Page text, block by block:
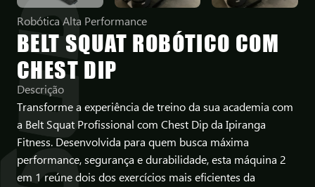
Robótica Alta Performance
BELT SQUAT ROBÓTICO COM
CHEST DIP
Descrição
Transforme a experiência de treino da sua academia com
a Belt Squat Profissional com Chest Dip da Ipiranga
Fitness. Desenvolvida para quem busca máxima
performance, segurança e durabilidade, esta máquina 2
em 1 reúne dois dos exercícios mais eficientes da